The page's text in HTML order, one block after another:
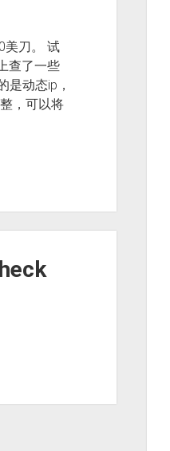
美刀。 试
查了一些
是动态ip，
，可以将